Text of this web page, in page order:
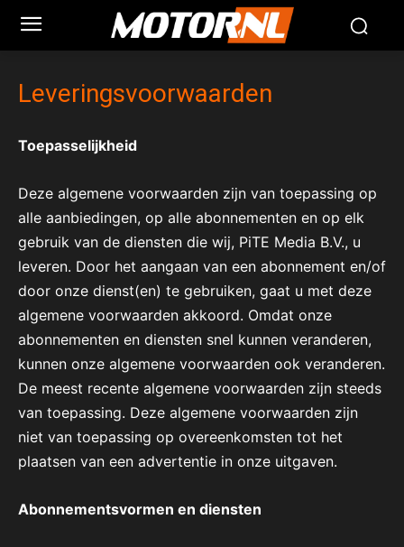
Leveringsvoorwaarden
Toepasselijkheid
Deze algemene voorwaarden zijn van toepassing op
alle aanbiedingen, op alle abonnementen en op elk
gebruik van de diensten die wij, PiTE Media B.V., u
leveren. Door het aangaan van een abonnement en/of
door onze dienst(en) te gebruiken, gaat u met deze
algemene voorwaarden akkoord. Omdat onze
abonnementen en diensten snel kunnen veranderen,
kunnen onze algemene voorwaarden ook veranderen.
De meest recente algemene voorwaarden zijn steeds
van toepassing. Deze algemene voorwaarden zijn
niet van toepassing op overeenkomsten tot het
plaatsen van een advertentie in onze uitgaven.
Abonnementsvormen en diensten